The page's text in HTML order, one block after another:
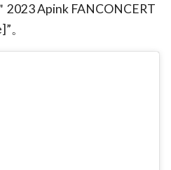
Apink FANCONCERT
。